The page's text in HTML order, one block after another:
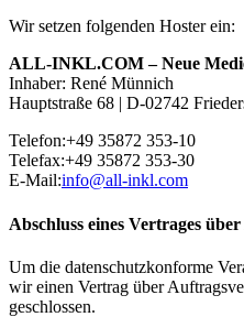
Wir setzen folgenden Hoster ein:
ALL-INKL.COM – Neue
Inhaber: René Münnich
Hauptstraße 68 | D-02742
Telefon:+49 35872 353-10
Telefax:+49 35872 353-30
E-Mail:info@all-inkl.com
Abschluss eines Vertrages
Um die datenschutzkonforme
wir einen Vertrag über
geschlossen.